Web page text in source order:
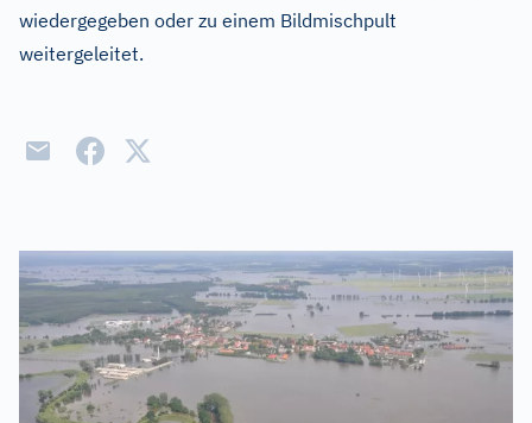
wiedergegeben oder zu einem Bildmischpult
weitergeleitet.